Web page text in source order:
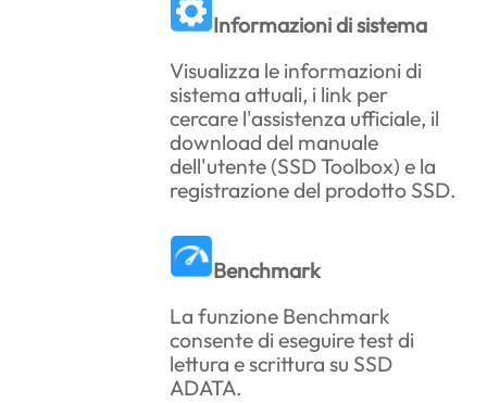
Informazioni di sistema
Visualizza le informazioni di
sistema attuali, i link per
cercare l'assistenza ufficiale, il
download del manuale
dell'utente (SSD Toolbox) e la
registrazione del prodotto SSD.
Benchmark
La funzione Benchmark
consente di eseguire test di
lettura e scrittura su SSD
ADATA.